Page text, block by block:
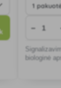
−
biologinė